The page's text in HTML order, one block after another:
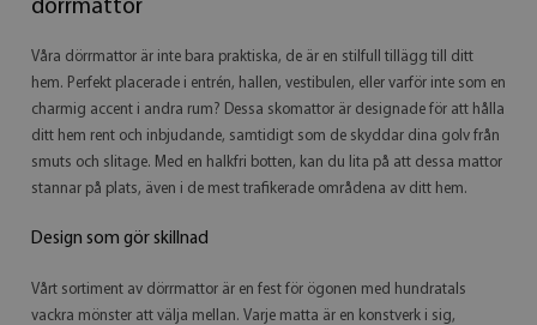
dörrmattor
Våra dörrmattor är inte bara praktiska, de är en stilfull tillägg till ditt
hem. Perfekt placerade i entrén, hallen, vestibulen, eller varför inte som en
charmig accent i andra rum? Dessa skomattor är designade för att hålla
ditt hem rent och inbjudande, samtidigt som de skyddar dina golv från
smuts och slitage. Med en halkfri botten, kan du lita på att dessa mattor
stannar på plats, även i de mest trafikerade områdena av ditt hem.
Design som gör skillnad
Vårt sortiment av dörrmattor är en fest för ögonen med hundratals
vackra mönster att välja mellan. Varje matta är en konstverk i sig,